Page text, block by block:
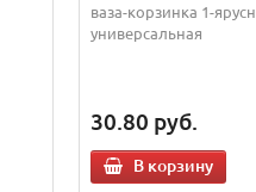
ваза-корзинка 1-
универсальная
30.80 руб.
В корзину